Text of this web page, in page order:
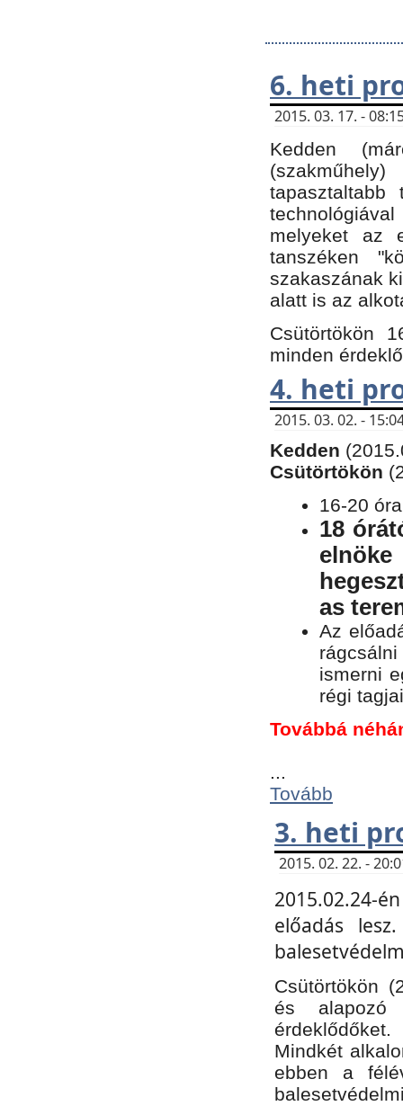
6. heti
2015. 03. 17. -
Kedden
tapasztaltabb
melyeket az
tanszéken
szakaszának
alatt is az
Csütörtökön
minden
4. heti
2015. 03. 02. -
Kedden
Csütörtökön
16-20
18
as
Az
ismerni
régi
Továbbá
...
Tovább
3. heti
2015. 02. 22. -
2015.02.24-
előadás
Csütörtökön
és alapozó
érdeklődőket.
Mindkét
ebben a